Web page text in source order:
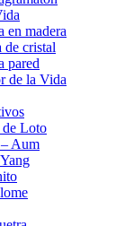
en madera
de cristal
pared
de la Vida
Loto
Aum